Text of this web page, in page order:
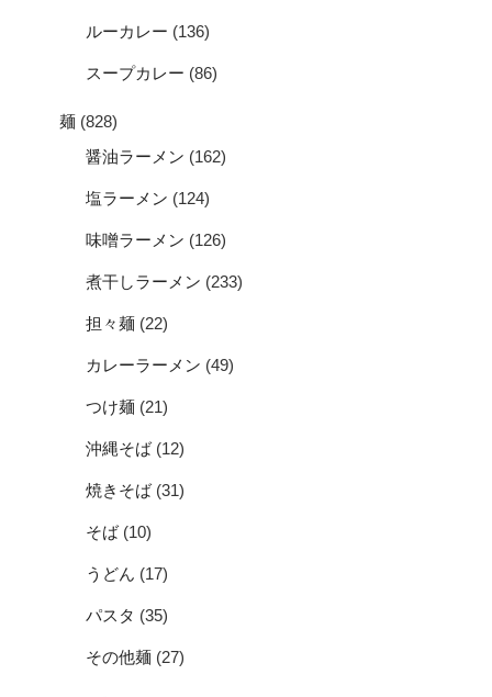
ルーカレー (136)
スープカレー (86)
麺 (828)
醤油ラーメン (162)
塩ラーメン (124)
味噌ラーメン (126)
煮干しラーメン (233)
担々麺 (22)
カレーラーメン (49)
つけ麺 (21)
沖縄そば(12)
焼きそば(31)
そば(10)
うどん (17)
パスタ (35)
その他麺 (27)